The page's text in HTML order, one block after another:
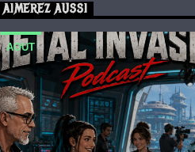
AIMEREZ AUSSI
AOUT
INVASION PODCAST